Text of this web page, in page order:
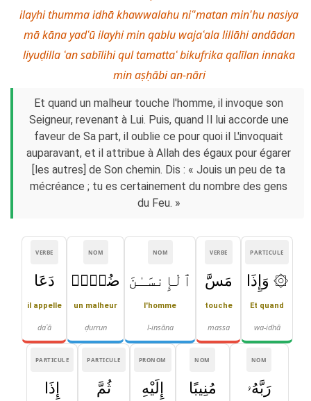
ilayhi thumma idhā khawwalahu niʿ'matan min'hu nasiya
mā kāna yadʿū ilayhi min qablu wajaʿala lillāhi andādan
liyuḍilla ʿan sabīlihi qul tamattaʿ bikufrika qalīlan innaka
min aṣḥābi an-nāri
Et quand un malheur touche l'homme, il invoque son
Seigneur, revenant à Lui. Puis, quand Il lui accorde une
faveur de Sa part, il oublie ce pour quoi il L'invoquait
auparavant, et il attribue à Allah des égaux pour égarer
[les autres] de Son chemin. Dis : « Jouis un peu de ta
mécréance ; tu es certainement du nombre des gens
du Feu. »
PARTICULE
۞ وَإِذَا
Et quand
wa-idhā
VERBE
مَسَّ
touche
massa
NOM
ٱلْإِنسَـٰنَ
l'homme
l-insāna
NOM
ضُرٌّۭ
un malheur
ḍurrun
VERBE
دَعَا
il appelle
daʿā
NOM
رَبَّهُۥ
NOM
مُنِيبًا
PRONOM
إِلَيْهِ
PARTICULE
ثُمَّ
PARTICULE
إِذَا